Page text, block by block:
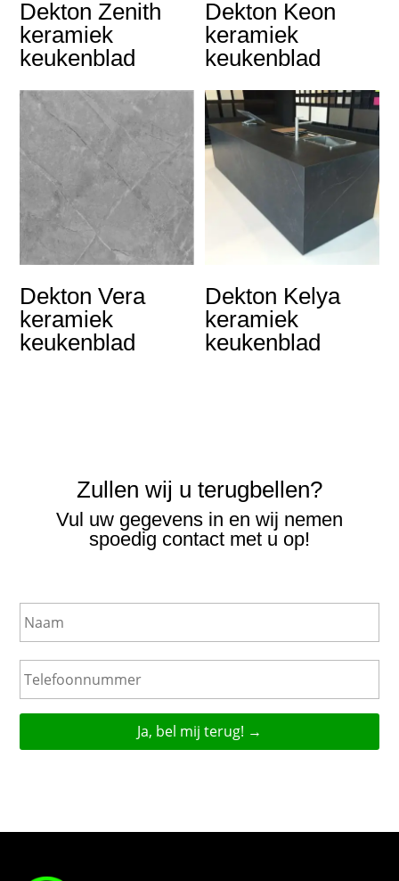
Dekton Zenith
keramiek
keukenblad
Dekton Keon
keramiek
keukenblad
Dekton Vera
keramiek
keukenblad
Dekton Kelya
keramiek
keukenblad
Zullen wij u terugbellen?
Vul uw gegevens in en wij nemen
spoedig contact met u op!
N
a
a
T
e
l
e
o
m